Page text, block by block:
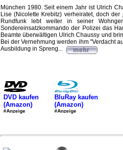
München 1980. Seit einem Jahr ist Ulrich
Lise (Nicolette Krebitz) verheiratet, doch
Rundfunk lebt weiter in seiner
Sondereinsatzkommando der Polizei das
Beamte überwältigen Ulrich Chaussy und
Bei der Vernehmung werden ihm "Verdacht
Ausbildung in Spreng...
DVD kaufen
(Amazon)
#Anzeige
BluRay kaufen
(Amazon)
#Anzeige